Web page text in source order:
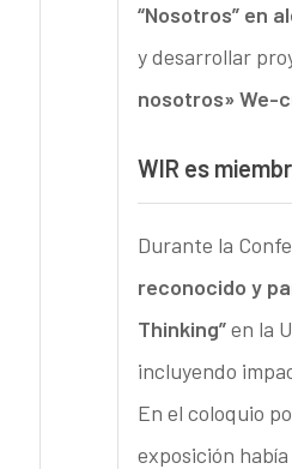
“Nosotros” en
y desarrollar
nosotros» We-
WIR es
Durante la
reconocido y
Thinking”en la
incluyendo
En el coloquio
exposición